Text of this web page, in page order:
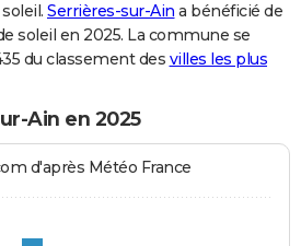
Serrières-sur-Ain a bénéficié de
soleil en 2025. La commune se
du classement des villes les plus
Ain en 2025
d'après Météo France